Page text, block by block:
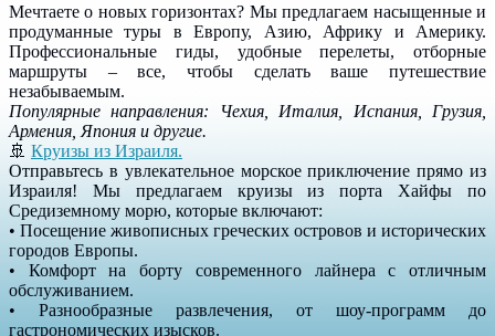
Мечтаете о новых горизонтах? Мы предлагаем насыщенные и
продуманные туры в Европу, Азию, Африку и Америку.
Профессиональные гиды, удобные перелеты, отборные
маршруты – все, чтобы сделать ваше путешествие
незабываемым.
Популярные направления: Чехия, Италия, Испания, Грузия,
Армения, Япония и другие.
🚢 Круизы из Израиля.
Отправьтесь в увлекательное морское приключение прямо из
Израиля! Мы предлагаем круизы из порта Хайфы по
Средиземному морю, которые включают:
• Посещение живописных греческих островов и исторических
городов Европы.
• Комфорт на борту современного лайнера с отличным
обслуживанием.
• Разнообразные развлечения, от шоу-программ до
гастрономических изысков.